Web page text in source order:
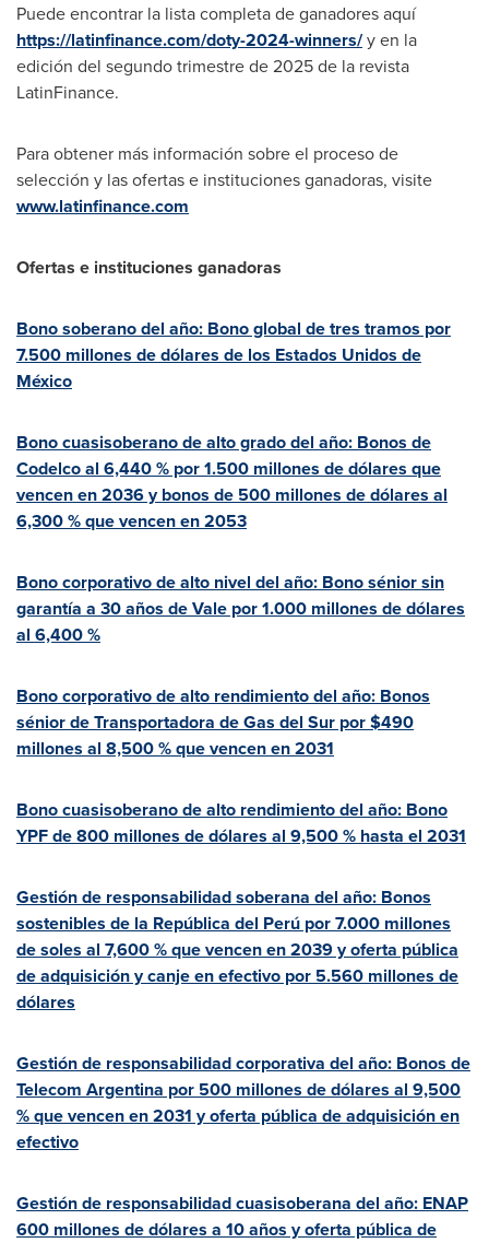
Puede encontrar la lista completa de ganadores aquí
https://latinfinance.com/doty-2024-winners/y en la
edición del segundo trimestre de 2025 de la revista
LatinFinance.
Para obtener más información sobre el proceso de
selección y las ofertas e instituciones ganadoras, visite
www.latinfinance.com
Ofertas e instituciones ganadoras
Bono soberano del año: Bono global de tres tramos por
7.500 millones de dólares de los Estados Unidos de
México
Bono cuasisoberano de alto grado del año: Bonos de
Codelco al 6,440 % por 1.500 millones de dólares que
vencen en 2036 y bonos de 500 millones de dólares al
6,300 % que vencen en 2053
Bono corporativo de alto nivel del año: Bono sénior sin
garantía a 30 años de Vale por 1.000 millones de dólares
al 6,400 %
Bono corporativo de alto rendimiento del año: Bonos
sénior de Transportadora de Gas del Sur por$490
millones al 8,500 % que vencen en 2031
Bono cuasisoberano de alto rendimiento del año: Bono
YPF de 800 millones de dólares al 9,500 % hasta el 2031
Gestión de responsabilidad soberana del año: Bonos
sostenibles de la República del Perú por 7.000 millones
de soles al 7,600 % que vencen en 2039 y oferta pública
de adquisición y canje en efectivo por 5.560 millones de
dólares
Gestión de responsabilidad corporativa del año: Bonos de
Telecom Argentina por 500 millones de dólares al 9,500
% que vencen en 2031 y oferta pública de adquisición en
efectivo
Gestión de responsabilidad cuasisoberana del año: ENAP
600 millones de dólares a 10 años y oferta pública de